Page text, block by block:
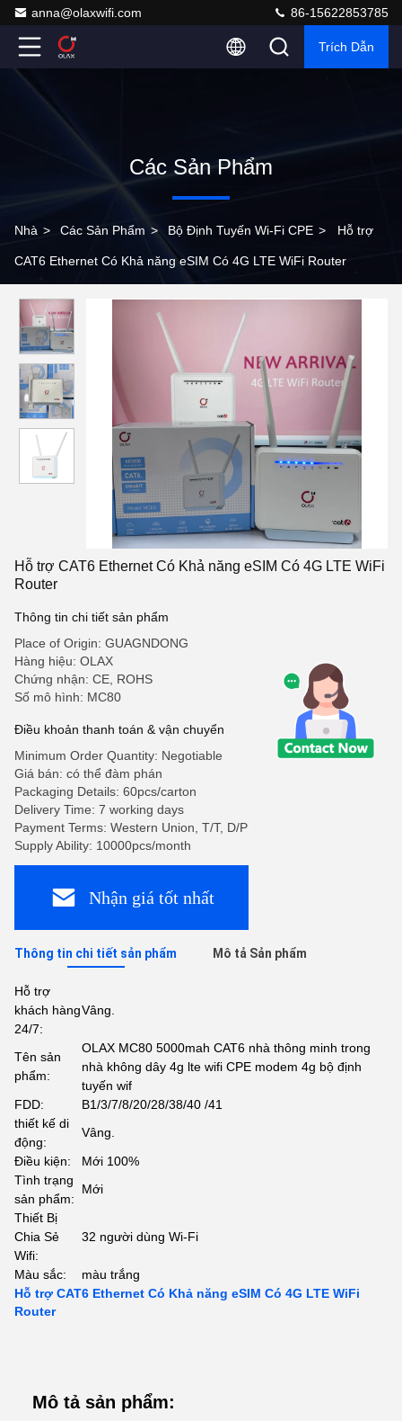
anna@olaxwifi.com 86-15622853785
Trích Dẫn
Các Sản Phẩm
Nhà > Các Sản Phẩm > Bộ Định Tuyến Wi-Fi CPE > Hỗ trợ
CAT6 Ethernet Có Khả năng eSIM Có 4G LTE WiFi Router
Hỗ trợ CAT6 Ethernet Có Khả năng eSIM Có 4G LTE WiFi
Router
Thông tin chi tiết sản phẩm
Place of Origin: GUAGNDONG
Hàng hiệu: OLAX
Chứng nhận: CE, ROHS
Số mô hình: MC80
Điều khoản thanh toán & vận chuyển
Minimum Order Quantity: Negotiable
Giá bán: có thể đàm phán
Packaging Details: 60pcs/carton
Delivery Time: 7 working days
Payment Terms: Western Union, T/T, D/P
Supply Ability: 10000pcs/month
Nhận giá tốt nhất
Thông tin chi tiết sản phẩm Mô tả Sản phẩm
Hỗ trợ
khách hàng
24/7:
Vâng.
Tên sản
phẩm:
OLAX MC80 5000mah CAT6 nhà thông minh trong
nhà không dây 4g lte wifi CPE modem 4g bộ định
tuyến wif
FDD:
B1/3/7/8/20/28/38/40 /41
thiết kế di
động:
Vâng.
Điều kiện:
Mới 100%
Tình trạng
sản phẩm:
Mới
Thiết Bị
Chia Sẻ
Wifi:
32 người dùng Wi-Fi
Màu sắc:
màu trắng
Hỗ trợ CAT6 Ethernet Có Khả năng eSIM Có 4G LTE WiFi
Router
Mô tả sản phẩm: